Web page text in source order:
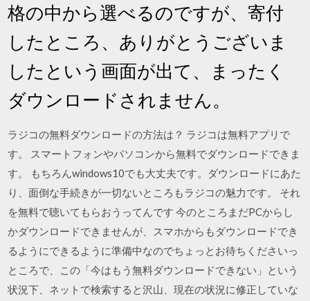
格の中から選べるのですが、寄付
したところ、ありがとうございま
したという画面が出て、まったく
ダウンロードされません。
ラジコの無料ダウンロードの方法は？ ラジコは無料アプリで
す。 スマートフォンやパソコンから無料でダウンロードできま
す。 もちろんwindows10でも大丈夫です。ダウンロードにあた
り、面倒な手続きが一切ないところもラジコの魅力です。 それ
を無料で聴いてもらおうってんです 今のところまだPCからし
かダウンロードできませんが、スマホからもダウンロードでき
るようにできるように準備中なのでちょっとお待ちくださいっ
ところで、この「今はもう無料ダウンロードできない」という
状況下、ネットで検索すると沢山、現在の状況に修正していな